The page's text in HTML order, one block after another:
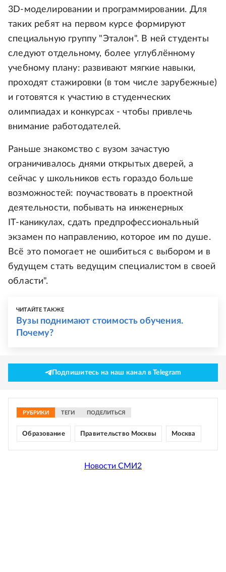
3D‑моделировании и программировании. Для
таких ребят на первом курсе формируют
специальную группу "Эталон". В ней студенты
следуют отдельному, более углублённому
учебному плану: развивают мягкие навыки,
проходят стажировки (в том числе зарубежные)
и готовятся к участию в студенческих
олимпиадах и конкурсах - чтобы привлечь
внимание работодателей.
Раньше знакомство с вузом зачастую
ограничивалось днями открытых дверей, а
сейчас у школьников есть гораздо больше
возможностей: поучаствовать в проектной
деятельности, побывать на инженерных
IT‑каникулах, сдать предпрофессиональный
экзамен по направлению, которое им по душе.
Всё это помогает не ошибиться с выбором и в
будущем стать ведущим специалистом в своей
области".
ЧИТАЙТЕ ТАКЖЕ
Вузы поднимают стоимость обучения.
Почему?
Подпишитесь на наш канал в Telegram
РУБРИКИ ТЕГИ ПОДЕЛИТЬСЯ
Образование Правительство Москвы Москва
Новости СМИ2